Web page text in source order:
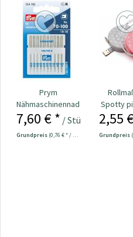
Prym
Nähmaschinennadeln
130/705
Universal...
7,60 € * / Stück
Grundpreis (0,76 € * / 1 Stück)
Spotty
grau Nr.
2,55
Grundpreis